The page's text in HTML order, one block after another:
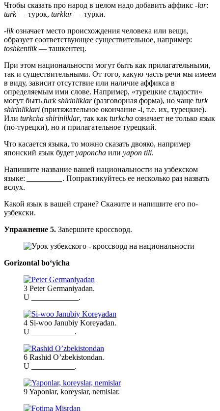
Чтобы сказать про народ в целом надо добавить аффикс -lar:
turk— турок, turklar— турки.
-likозначает место происхождения человека или вещи,
образует соответствующее существительное, например:
toshkentlik— ташкентец.
При этом национальности могут быть как прилагательными,
так и существительными. От того, какую часть речи мы имеем
в виду, зависит отсутствие или наличие аффикса в
определяемым ими слове. Например, «турецкие сладости»
могут быть turk shirinliklar(разговорная форма), но чаще turk
shirinliklari (притяжательное окончание -i, т.е. их, турецкие).
Или turkcha shirinliklar, так как turkcha означает не только язык
(по-турецки), но и прилагательное турецкий.
Что касается языка, то можно сказать двояко, например
японский язык будет yaponcha или yapon tili.
Напишите название вашей национальности на узбекском
языке:
. Попрактикуйтесь ее несколько раз назвать
вслух.
Какой язык в вашей стране? Скажите и напишите его по-
узбекски.
Упражнение 5. Завершите кроссворд.
Gorizontal boʻyicha
3 Peter Germaniyadan.
U ____________.
4 Si-woo Janubiy Koreyadan.
U ___________.
6 Rashid O’zbekistondan.
U ___________.
9 Yaponlar, koreyslar, nemislar.